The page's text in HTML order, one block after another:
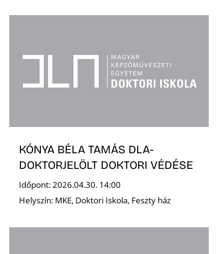
KÓNYA BÉLA TAMÁS DLA-
DOKTORJELÖLT DOKTORI VÉDÉSE
Időpont: 2026.04.30. 14:00
Helyszín: MKE, Doktori Iskola, Feszty ház